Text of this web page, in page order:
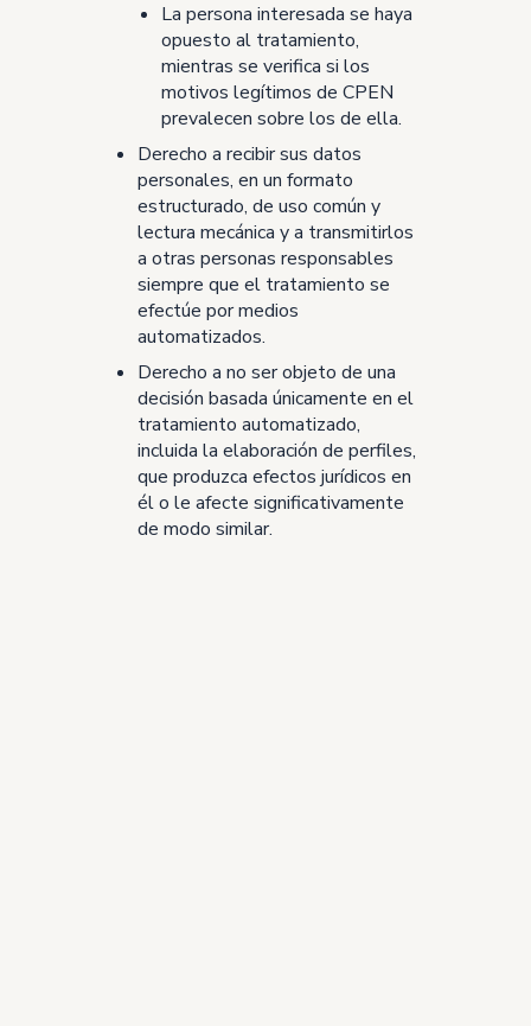
La persona interesada se haya
opuesto al tratamiento,
mientras se verifica si los
motivos legítimos de CPEN
prevalecen sobre los de ella.
Derecho a recibir sus datos
personales, en un formato
estructurado, de uso común y
lectura mecánica y a transmitirlos
a otras personas responsables
siempre que el tratamiento se
efectúe por medios
automatizados.
Derecho a no ser objeto de una
decisión basada únicamente en el
tratamiento automatizado,
incluida la elaboración de perfiles,
que produzca efectos jurídicos en
él o le afecte significativamente
de modo similar.